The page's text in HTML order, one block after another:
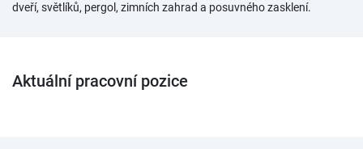
dveří, světlíků, pergol, zimních zahrad a posuvného zasklení.
Aktuální pracovní pozice